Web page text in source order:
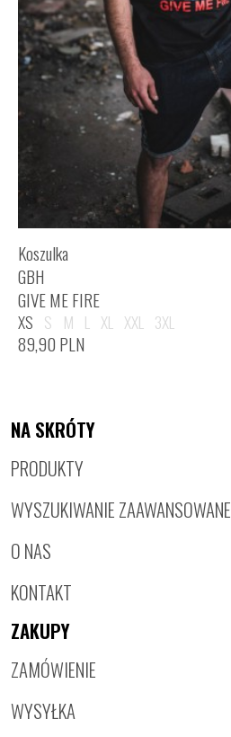
Koszulka
GBH
GIVE ME FIRE
XS S M L XL XXL 3XL
89,90 PLN
NA SKRÓTY
PRODUKTY
WYSZUKIWANIE ZAAWANSOWANE
O NAS
KONTAKT
ZAKUPY
ZAMÓWIENIE
WYSYŁKA